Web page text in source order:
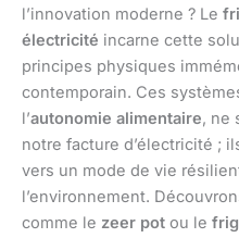
l’innovation moderne ? Le
électricité incarne cette
principes physiques
contemporain. Ces
l’autonomie alimentaire, ne
notre facture d’électricité ;
vers un mode de vie
l’environnement.
comme le zeer pot ou le